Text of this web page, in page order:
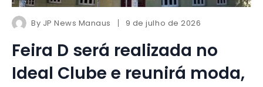
By JP News Manaus 9 de julho de 2026
Feira D será realizada no
Ideal Clube e reunirá moda,